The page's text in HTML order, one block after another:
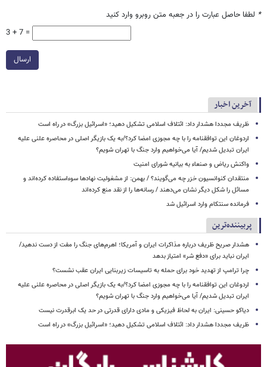
* لطفا حاصل عبارت را در جعبه متن روبرو وارد کنید
3 + 7 =
ارسال
آخرین اخبار
ظریف مجددا هشدار داد: ائتلاف اسلامی تشکیل دهید؛ «اسرائیل بزرگ» در راه است
اردوغان این توافقنامه را با چه مجوزی امضا کرد؟/به یک بازیگر اصلی در محاصره علنی علیه
ایران تبدیل شدیم/ آیا می‌خواهیم وارد جنگ با تهران شویم؟
واکنش ریاض و صنعاء به بیانیه شورای امنیت
منتقدان کنوانسیون خزر چه می‌گویند؟ / بهمن: از مشغولیت نهادها سوءاستفاده کرده‌اند و
مسائل را شکل دیگر نشان می‌دهند / رسانه‌ها را از نقد منع کرده‌اند
فرمانده سنتکام وارد اسرائیل شد
پربیننده‌ترین
هشدار صریح ظریف درباره مذاکرات ایران و آمریکا؛ اهرم‌های جنگ را مفت از دست ندهید/
ایران نباید برای «دفع شر» امتیاز بدهد
چرا ترامپ از تهدید خود برای حمله به تاسیسات زیربنایی ایران عقب نشست؟
اردوغان این توافقنامه را با چه مجوزی امضا کرد؟/به یک بازیگر اصلی در محاصره علنی علیه
ایران تبدیل شدیم/ آیا می‌خواهیم وارد جنگ با تهران شویم؟
دیاکو حسینی: ایران به لحاظ فیزیکی و مادی دارای قدرتی در حد یک ابرقدرت نیست
ظریف مجددا هشدار داد: ائتلاف اسلامی تشکیل دهید؛ «اسرائیل بزرگ» در راه است